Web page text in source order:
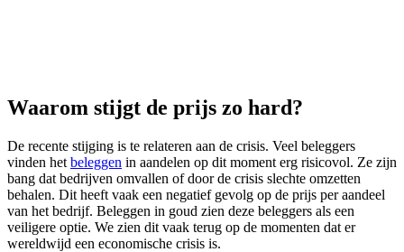
Waarom stijgt de prijs zo hard?
De recente stijging is te relateren aan de crisis. Veel beleggers
vinden het beleggen in aandelen op dit moment erg risicovol. Ze zijn
bang dat bedrijven omvallen of door de crisis slechte omzetten
behalen. Dit heeft vaak een negatief gevolg op de prijs per aandeel
van het bedrijf. Beleggen in goud zien deze beleggers als een
veiligere optie. We zien dit vaak terug op de momenten dat er
wereldwijd een economische crisis is.